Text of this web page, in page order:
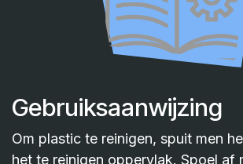
Gebruiksaanwijzing
Om plastic te reinigen, spuit men
het te reinigen oppervlak. Spoel af